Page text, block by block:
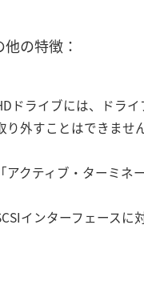
の特徴：
ドライブには、ドラ
り外すことはできません
「アクティブ・ターミ
インターフェースに